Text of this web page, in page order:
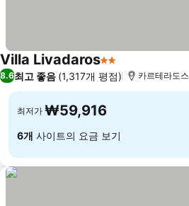
Villa Livadaros2 성급
8.6최고 좋음 (1,317개 평점) 카르테라도스
최저가 ₩59,916
6개 사이트의 요금 보기